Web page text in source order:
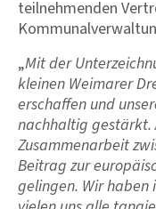
teilnehmenden
„Mit der
kleinen Weimarer
erschaffen und
nachhaltig gestärkt.
Zusammenarbeit
Beitrag zur
gelingen. Wir haben